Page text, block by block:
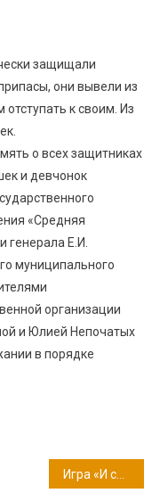
защищали
они вывели из
к своим. Из
о всех защитниках
и девчонок
«Средняя
Е.И.
муниципального
организации
и Юлией Непочатых
в порядке
Игра «И снова корабль на орбите»